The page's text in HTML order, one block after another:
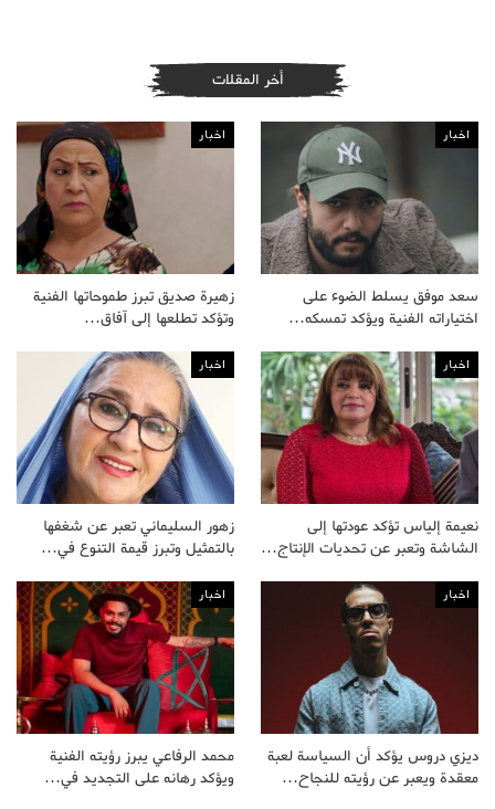
أخر المقلات
اخبار
سعد موفق يسلط الضوء على
اختياراته الفنية ويؤكد تمسكه…
اخبار
زهيرة صديق تبرز طموحاتها الفنية
وتؤكد تطلعها إلى آفاق…
اخبار
نعيمة إلياس تؤكد عودتها إلى
الشاشة وتعبر عن تحديات الإنتاج…
اخبار
زهور السليماني تعبر عن شغفها
بالتمثيل وتبرز قيمة التنوع في…
اخبار
ديزي دروس يؤكد أن السياسة لعبة
معقدة ويعبر عن رؤيته للنجاح…
اخبار
محمد الرفاعي يبرز رؤيته الفنية
ويؤكد رهانه على التجديد في…